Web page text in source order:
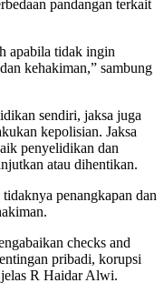
pandangan terkait
apabila tidak ingin
kehakiman,” sambung
sendiri, jaksa juga
kepolisian. Jaksa
penyelidikan dan
atau dihentikan.
penangkapan dan
checks and
pribadi, korupsi
jelas R Haidar Alwi.